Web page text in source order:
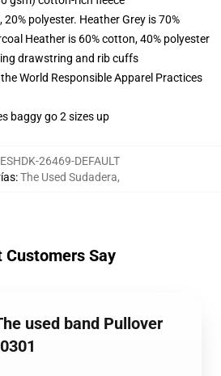
polyester. Heather Grey is 70%
Heather is 60% cotton, 40% polyester
drawstring and rib cuffs
World Responsible Apparel Practices
baggy go 2 sizes up
26469-DEFAULT
:The Used Sudadera,
Customers Say
used band Pullover